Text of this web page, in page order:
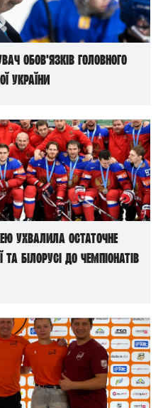
обов’язків головного
України
ухвалила остаточне
білорусі до чемпіонатів